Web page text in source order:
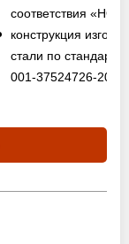
соответствия
конструкция
стали по
001-37524726-2012